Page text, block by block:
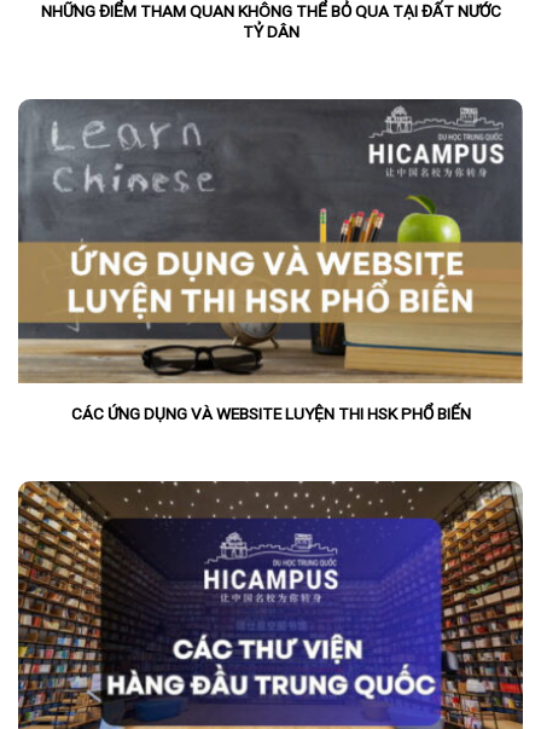
NHỮNG ĐIỂM THAM QUAN KHÔNG THỂ BỎ QUA TẠI ĐẤT NƯỚC
TỶ DÂN
CÁC ỨNG DỤNG VÀ WEBSITE LUYỆN THI HSK PHỔ BIẾN